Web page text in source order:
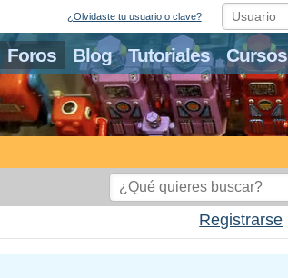
Foros Blog Tutoriales Cursos
¿Olvidaste tu usuario o clave?
Registrarse